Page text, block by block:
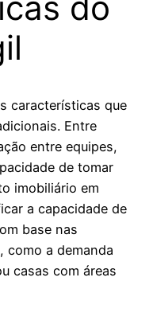
características que
Entre
entre equipes,
de tomar
imobiliário em
a capacidade de
base nas
como a demanda
casas com áreas